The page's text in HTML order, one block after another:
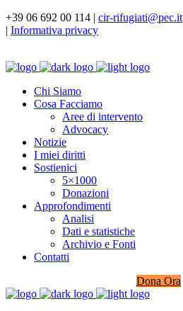
+39 06 692 00 114 | cir-rifugiati@pec.it
| Informativa privacy
Chi Siamo
Cosa Facciamo
Aree di intervento
Advocacy
Notizie
I miei diritti
Sostienici
5×1000
Donazioni
Approfondimenti
Analisi
Dati e statistiche
Archivio e Fonti
Contatti
Dona Ora